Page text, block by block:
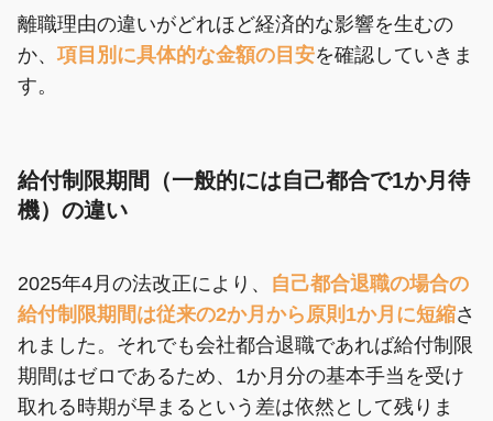
離職理由の違いがどれほど経済的な影響を生むの
か、 項目別に具体的な金額の目安を確認していきま
す。
給付制限期間（一般的には自己都合で1か月待
機）の違い
2025年4月の法改正により、 自己都合退職の場合の
給付制限期間は従来の2か月から原則1か月に短縮さ
れました。それでも会社都合退職であれば給付制限
期間はゼロであるため、1か月分の基本手当を受け
取れる時期が早まるという差は依然として残りま